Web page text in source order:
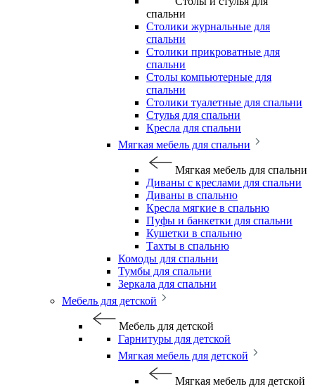
спальни
Столики журнальные для
спальни
Столики прикроватные для
спальни
Столы компьютерные для
спальни
Столики туалетные для спальни
Стулья для спальни
Кресла для спальни
Мягкая мебель для спальни
Мягкая мебель для спальни
Диваны с креслами для спальни
Диваны в спальню
Кресла мягкие в спальню
Пуфы и банкетки для спальни
Кушетки в спальню
Тахты в спальню
Комоды для спальни
Тумбы для спальни
Зеркала для спальни
Мебель для детской
Мебель для детской
Гарнитуры для детской
Мягкая мебель для детской
Мягкая мебель для детской